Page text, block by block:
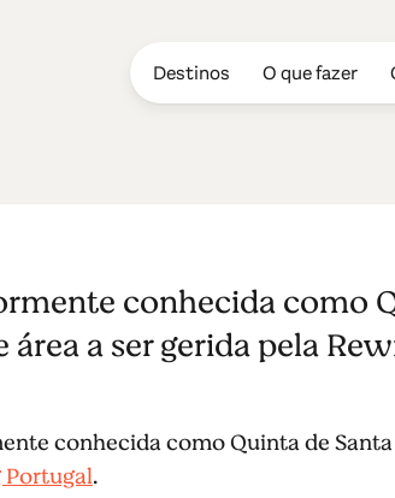
Destinos O que fazer
conhecida como
área a ser gerida pela
conhecida como Quinta de
.